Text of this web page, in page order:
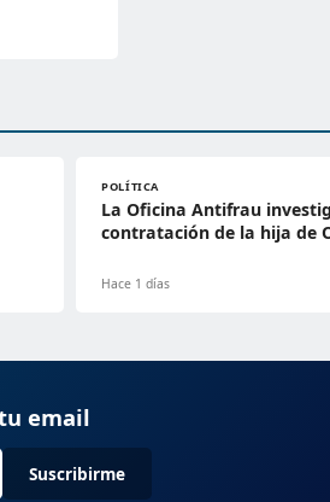
POLÍTICA
La Oficina Antifrau
contratación de la hija de
Hace 1 días
email
Suscribirme